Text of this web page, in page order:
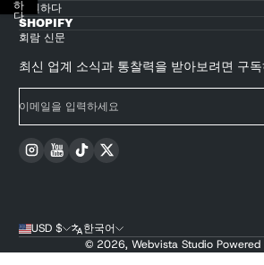
지원하다
SHOPIFY
회람 신문
최신 업계 소식과 통찰력을 받아보려면 구
이메일을 입력하세요
InstagramYouTube
TikTok
USD $
한국어
© 2026, Webvista Studio Powered